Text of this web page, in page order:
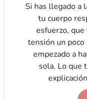
Si has llegado a
tu cuerpo
esfuerzo,
tensión un
empezado a
sola. Lo que